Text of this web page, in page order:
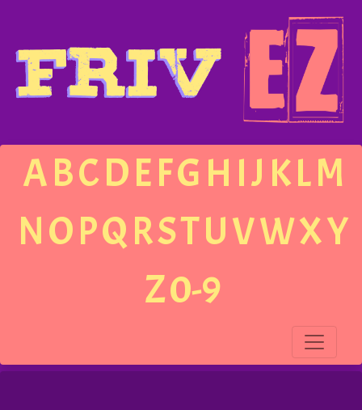
ABCDEFGH IJ KLM
NOPQRSTUVWXY
Z0-9